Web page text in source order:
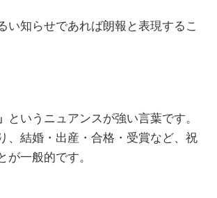
知らせであれば朗報と表現するこ
というニュアンスが強い言葉です。
、結婚・出産・合格・受賞など、祝
が一般的です。